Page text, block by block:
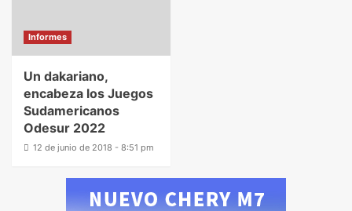
Informes
Un dakariano,
encabeza los Juegos
Sudamericanos
Odesur 2022
12 de junio de 2018 - 8:51 pm